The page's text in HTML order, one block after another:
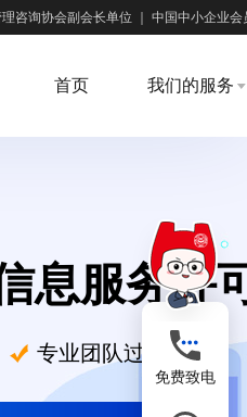
咨询协会副会长单位 中国中小企业会
首页 我们的服务
息服务许
专业团队过审率高
免费致电